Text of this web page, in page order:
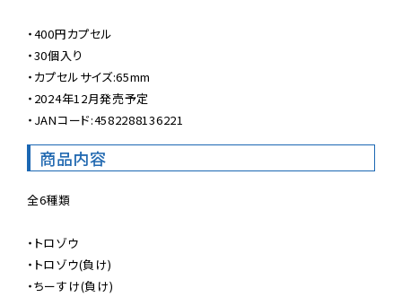
・400円カプセル
・30個入り
・カプセルサイズ:65mm
・2024年12月発売予定
・JANコード:4582288136221
商品内容
全6種類
・トロゾウ
・トロゾウ(負け)
・ちーすけ(負け)